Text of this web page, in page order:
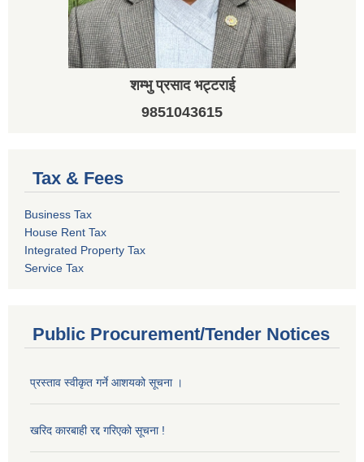
शम्भु प्रसाद भट्टराई
9851043615
Tax & Fees
Business Tax
House Rent Tax
Integrated Property Tax
Service Tax
Public Procurement/Tender Notices
प्रस्ताव स्वीकृत गर्ने आशयको सूचना ।
खरिद कारबाही रद्द गरिएको सूचना !